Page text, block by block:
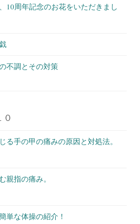
10周年記念のお花をいただきまし
不調とその対策
る手の甲の痛みの原因と対処法。
親指の痛み。
単な体操の紹介！